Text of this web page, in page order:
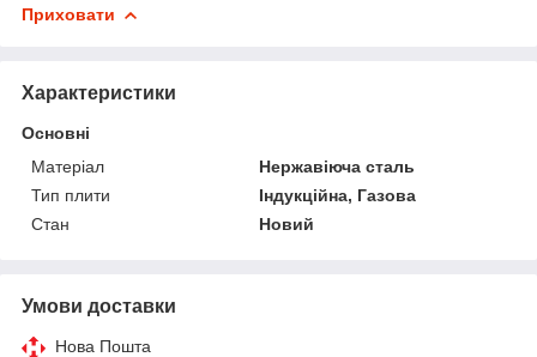
Приховати
Характеристики
Основні
Матеріал
Нержавіюча сталь
Тип плити
Індукційна, Газова
Стан
Новий
Умови доставки
Нова Пошта